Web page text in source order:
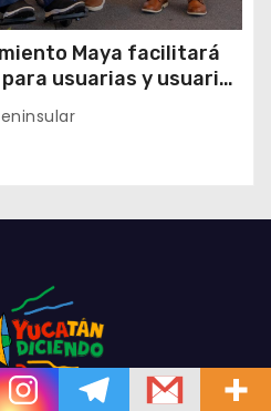
Maya facilitará
usuarias y usuarios